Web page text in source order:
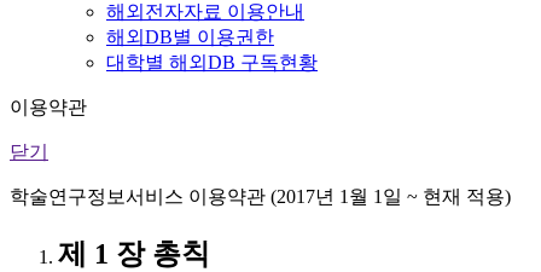
해외전자자료 이용안내
해외DB별 이용권한
대학별 해외DB 구독현황
이용약관
닫기
학술연구정보서비스 이용약관 (2017년 1월 1일 ~ 현재 적용)
제 1 장 총칙